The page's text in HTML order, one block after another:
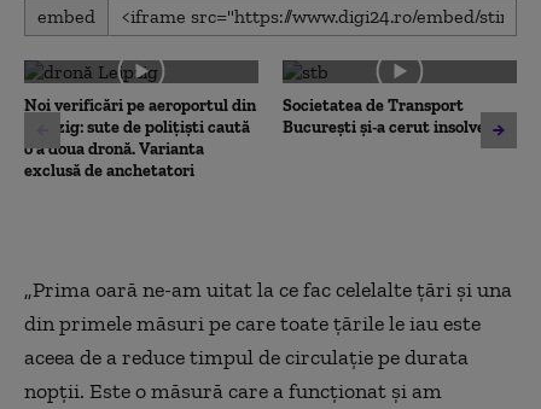
0
seconds
0
seconds
embed
Noi verificări pe aeroportul din
Leipzig: sute de polițiști caută
o a doua dronă. Varianta
exclusă de anchetatori
Societatea de Transport
București și-a cerut insolvența
„Prima oară ne-am uitat la ce fac celelalte țări și una
din primele măsuri pe care toate țările le iau este
aceea de a reduce timpul de circulație pe durata
nopții. Este o măsură care a funcționat și am